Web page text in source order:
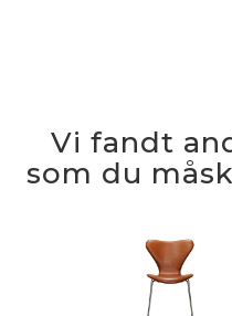
Vi fandt
som du